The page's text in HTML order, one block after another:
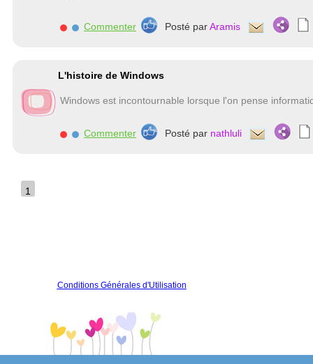
Commenter Posté parAramis
L'histoire de Windows
Windows est incontournable lorsque l'on pense
Commenter Posté par nathluli
1
Conditions Générales d'Utilisation